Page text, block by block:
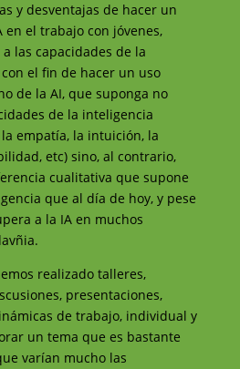
y desventajas de hacer un
en el trabajo con jóvenes,
las capacidades de la
el fin de hacer un uso
de la AI, que suponga no
de la inteligencia
empatía, la intuición, la
etc) sino, al contrario,
cualitativa que supone
que al día de hoy, y pese
a la IA en muchos
realizado talleres,
presentaciones,
de trabajo, individual y
un tema que es bastante
varían mucho las